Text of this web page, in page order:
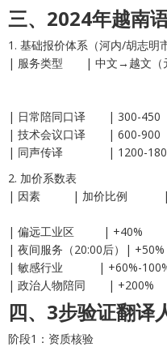
三、2024年越南
1. 基础报价体系（河内/胡志明市
| 服务类型 | 中文→越文（
| 日常陪同口译 |
| 技术会议口译 |
| 同声传译 | 1200-
2. 加价系数表
| 因素 | 加价比例
| 偏远工业区 | +40%
| 夜间服务（20:00后）|
| 敏感行业 | +60%-
| 政治人物陪同 |
四、3步验证翻译
阶段1：资质核验